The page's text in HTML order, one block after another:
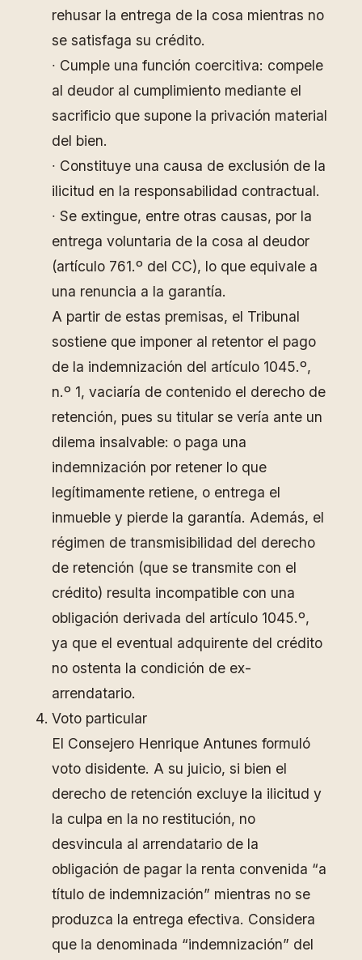
rehusar la entrega de la cosa mientras no
se satisfaga su crédito.
∙ Cumple una función coercitiva: compele
al deudor al cumplimiento mediante el
sacrificio que supone la privación material
del bien.
∙ Constituye una causa de exclusión de la
ilicitud en la responsabilidad contractual.
∙ Se extingue, entre otras causas, por la
entrega voluntaria de la cosa al deudor
(artículo 761.º del CC), lo que equivale a
una renuncia a la garantía.
A partir de estas premisas, el Tribunal
sostiene que imponer al retentor el pago
de la indemnización del artículo 1045.º,
n.º 1, vaciaría de contenido el derecho de
retención, pues su titular se vería ante un
dilema insalvable: o paga una
indemnización por retener lo que
legítimamente retiene, o entrega el
inmueble y pierde la garantía. Además, el
régimen de transmisibilidad del derecho
de retención (que se transmite con el
crédito) resulta incompatible con una
obligación derivada del artículo 1045.º,
ya que el eventual adquirente del crédito
no ostenta la condición de ex-
arrendatario.
Voto particular
El Consejero Henrique Antunes formuló
voto disidente. A su juicio, si bien el
derecho de retención excluye la ilicitud y
la culpa en la no restitución, no
desvincula al arrendatario de la
obligación de pagar la renta convenida “a
título de indemnización” mientras no se
produzca la entrega efectiva. Considera
que la denominada “indemnización” del